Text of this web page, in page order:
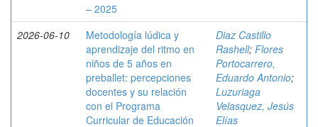
– 2025
2026-06-10
Metodología lúdica y
aprendizaje del ritmo en
niños de 5 años en
preballet: percepciones
docentes y su relación
con el Programa
Curricular de Educación
Diaz Castillo
Rashell; Flores
Portocarrero,
Eduardo Antonio;
Luzuriaga
Velasquez, Jesús
Elías